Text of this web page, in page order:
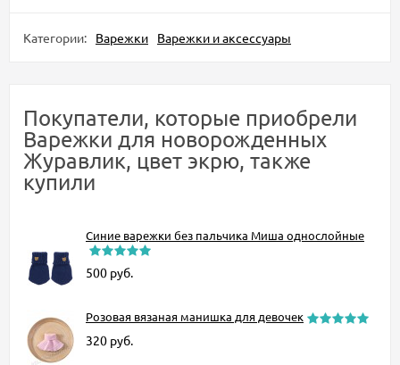
Категории: Варежки Варежки и аксессуары
Покупатели, которые приобрели
Варежки для новорожденных
Журавлик, цвет экрю, также
купили
Синие варежки без пальчика Миша однослойные
500 руб.
Розовая вязаная манишка для девочек
320 руб.